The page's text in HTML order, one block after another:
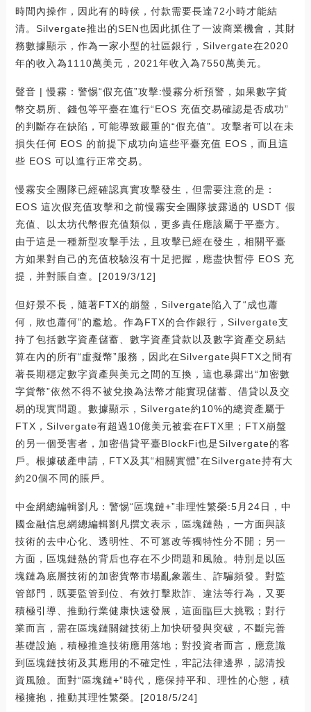
時間內操作，因此有的時候，付款需要長達72小時才能結
清。Silvergate推出的SEN也因此抓住了一波商業機會，其財
務數據顯示，作為一家小型的社區銀行，Silvergate在2020
年的收入為1110萬美元，2021年收入為7550萬美元。
聲音 | 慢霧：警惕“假充值”攻擊:慢霧分析預警，如果數字貨
幣交易所、錢包等平臺在進行“EOS 充值交易確認是否成功”
的判斷存在缺陷，可能導致嚴重的“假充值”。攻擊者可以在未
損失任何 EOS 的前提下成功向這些平臺充值 EOS，而且這
些 EOS 可以進行正常交易。
慢霧安全團隊已經確認真實攻擊發生，但需要注意的是：
EOS 這次假充值攻擊和之前慢霧安全團隊披露過的 USDT 假
充值、以太坊代幣假充值類似，更多責任應該屬于平臺方。
由于這是一種新型攻擊手法，且攻擊已經在發生，相關平臺
方如果對自己的充值校驗沒有十足把握，應盡快暫停 EOS 充
提，并對賬自查。[2019/3/12]
但好景不長，隨著FTX的崩盤，Silvergate陷入了“成也蕭
何，敗也蕭何”的尷尬。作為FTX的合作銀行，Silvergate支
持了包括數字資產儲蓄、數字資產貸款以及數字資產交易結
算在內的所有“虛擬幣”服務，因此在Silvergate與FTX之間有
著長期穩定數字資產與美元之間的互換，這也暴露出“加密數
字貨幣”依然不得不被兌換為法幣才能實現儲蓄、借貸以及交
易的現實問題。數據顯示，Silvergate約10%的總資產屬于
FTX，Silvergate有超過10億美元被套在FTX里；FTX崩盤
的另一個受害者，加密借貸平臺BlockFi也是Silvergate的客
戶。根據破產申請，FTX及其“相關實體”在Silvergate持有大
約20個不同的賬戶。
中金網總編輯劉凡：警惕“區塊鏈+”非理性繁榮:5月24日，中
國金融信息網總編輯劉凡撰文表示，區塊鏈熱，一方面與該
技術的去中心化、透明性、不可篡改等獨特性分不開；另一
方面，區塊鏈熱的背后也存在不少問題和風險。特別是以區
塊鏈為底層技術的加密貨幣市場亂象叢生、詐騙頻發。對監
管部門，既要監管到位、有效打擊欺詐、違法等行為，又要
積極引導、推動行業健康快速發展，這面臨巨大挑戰；對行
業而言，需在區塊鏈關鍵技術上加快研發與突破，不斷完善
基礎設施，積極推進技術應用落地；對投資者而言，應意識
到區塊鏈技術及其應用的不確定性，牢記法律邊界，認清投
資風險。面對“區塊鏈+”時代，應保持平和、理性的心態，積
極擁抱，推動其理性繁榮。[2018/5/24]